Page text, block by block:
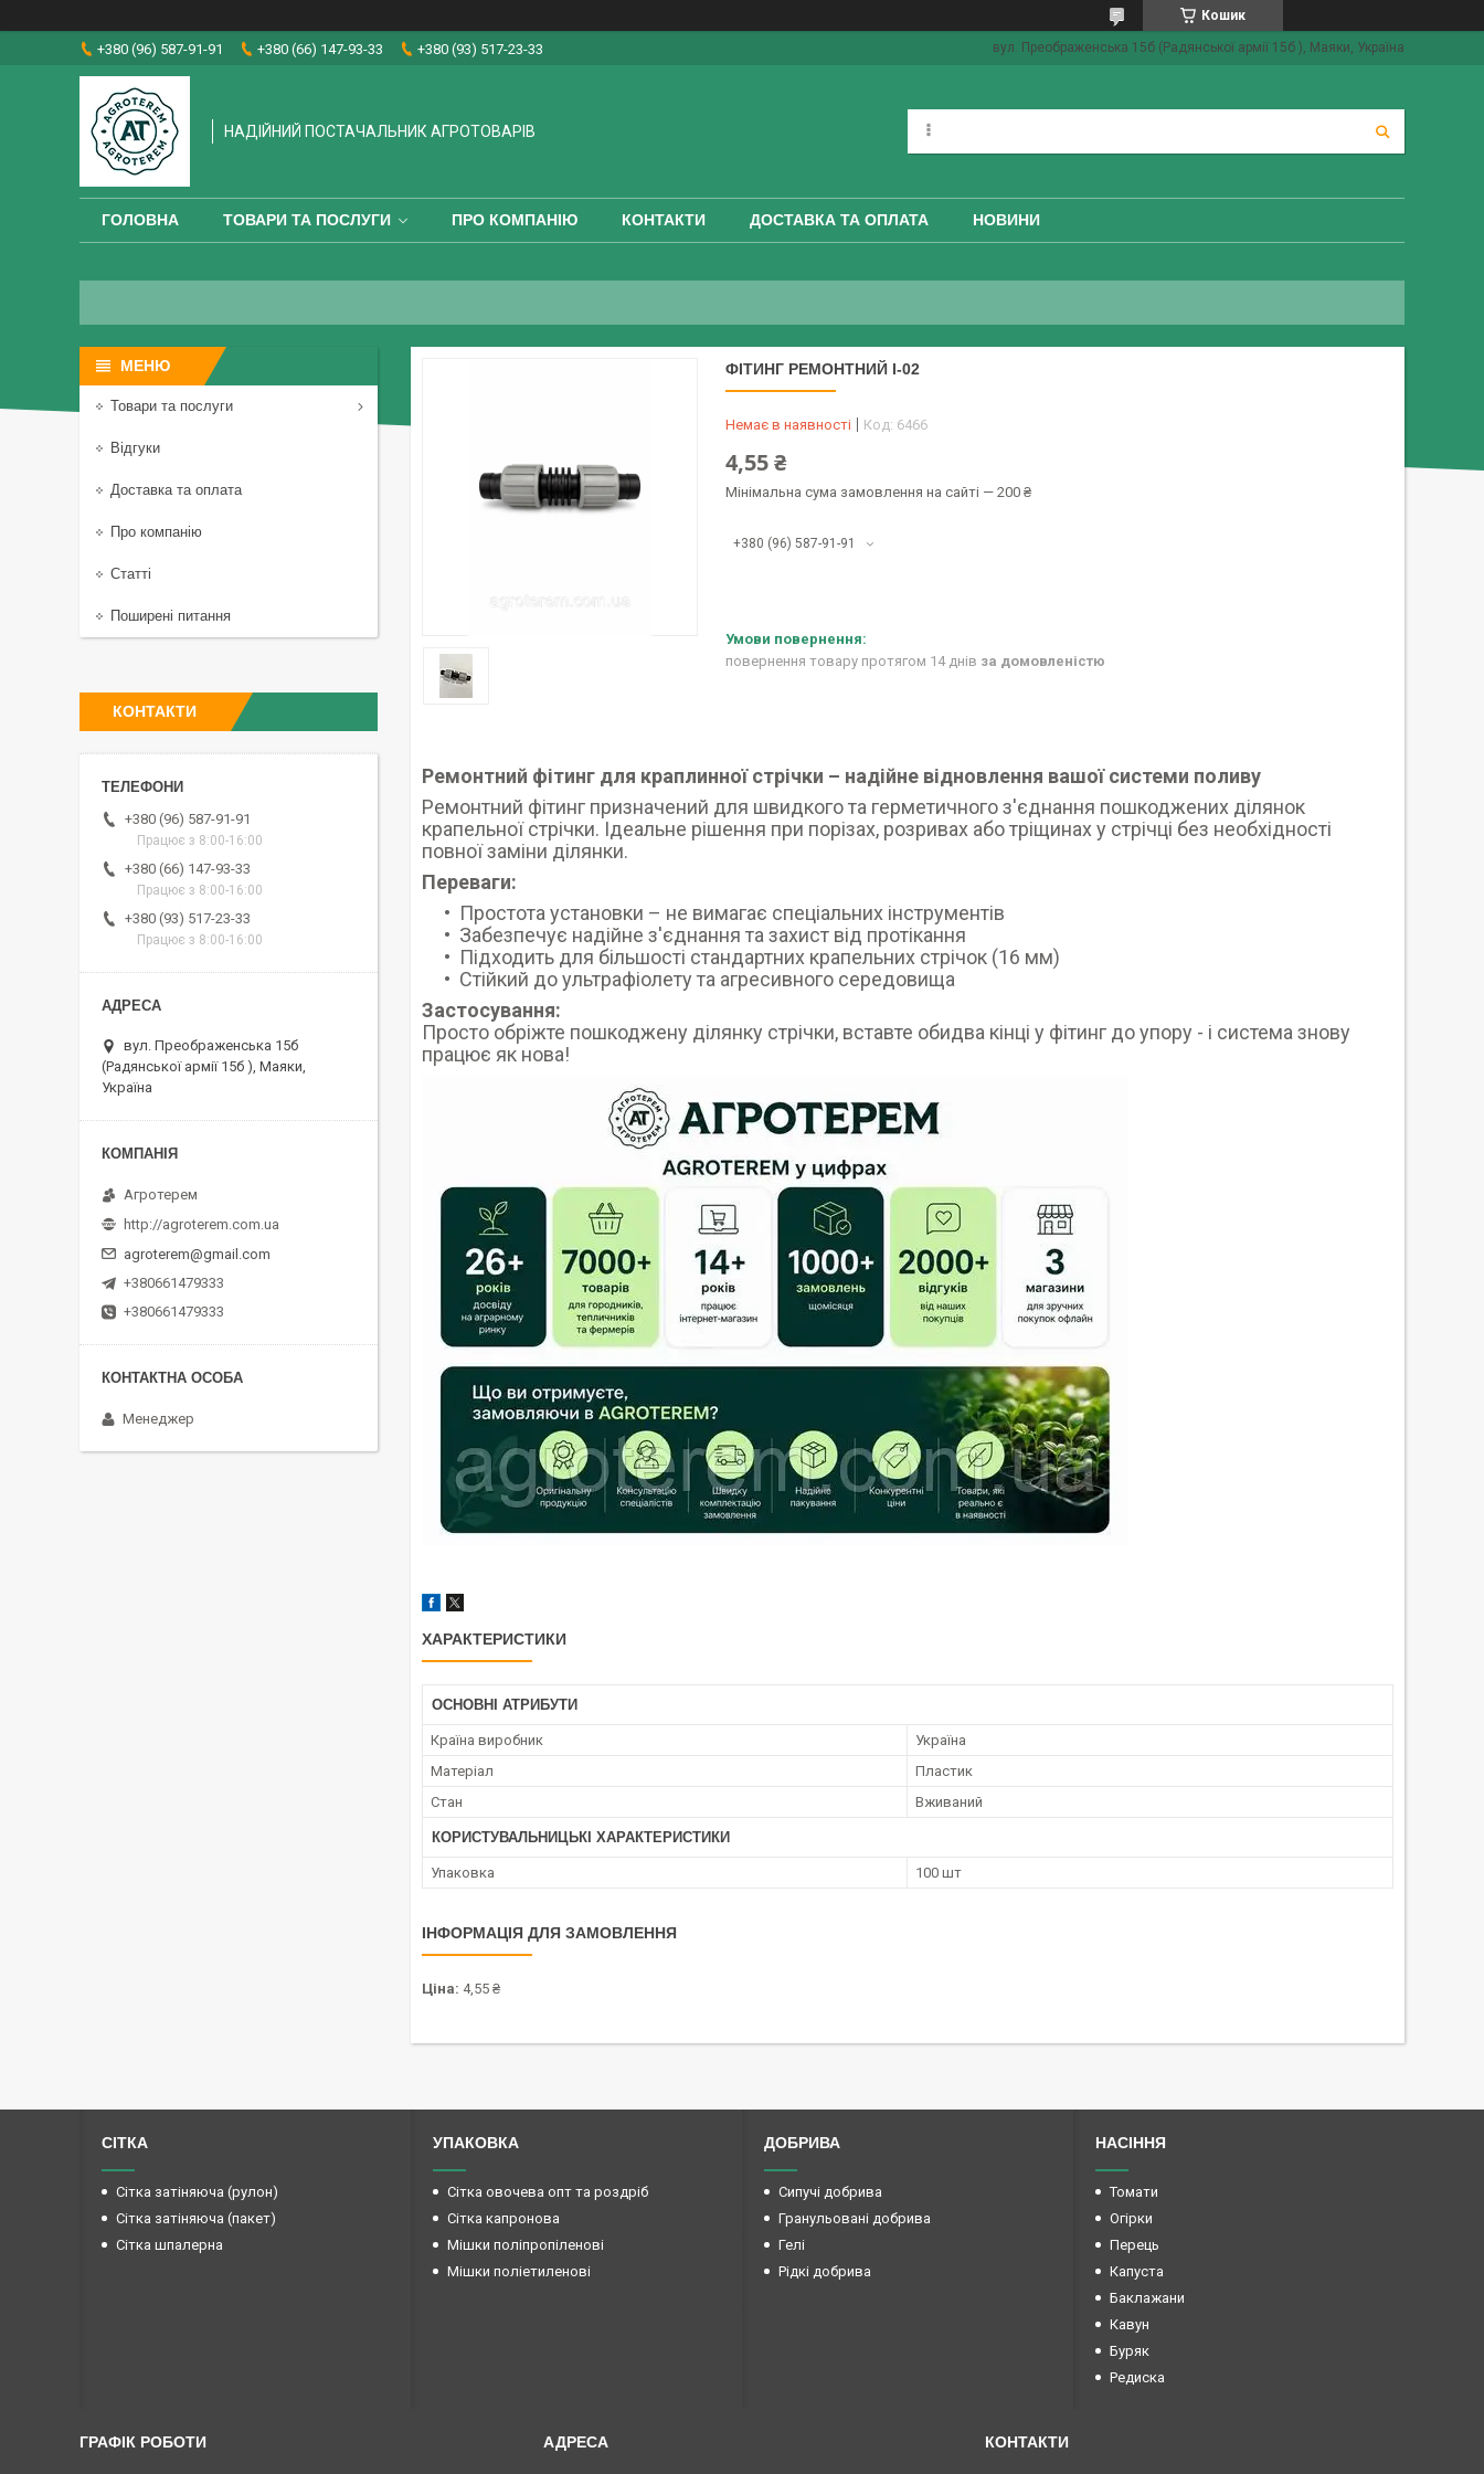
Кошик
+380 (96) 587-91-91 +380 (66) 147-93-33 +380 (93) 517-23-33 вул. Преображенська 15б (Радянської армії 15б ), Маяки, Україна
НАДІЙНИЙ ПОСТАЧАЛЬНИК АГРОТОВАРІВ
ГОЛОВНА ТОВАРИ ТА ПОСЛУГИ ПРО КОМПАНІЮ КОНТАКТИ ДОСТАВКА ТА ОПЛАТА НОВИНИ
ФІТИНГ РЕМОНТНИЙ I-02
Немає в наявності Код: 6466
4,55 ₴
Мінімальна сума замовлення на сайті — 200 ₴
+380 (96) 587-91-91
повернення товару протягом 14 днів за домовленістю
Ремонтний фітинг для краплинної стрічки – надійне відновлення вашої системи поливу
Ремонтний фітинг призначений для швидкого та герметичного з'єднання пошкоджених ділянок
крапельної стрічки. Ідеальне рішення при порізах, розривах або тріщинах у стрічці без необхідності
повної заміни ділянки.
Переваги:
Простота установки – не вимагає спеціальних інструментів
Забезпечує надійне з'єднання та захист від протікання
Підходить для більшості стандартних крапельних стрічок (16 мм)
Стійкий до ультрафіолету та агресивного середовища
Застосування:
Просто обріжте пошкоджену ділянку стрічки, вставте обидва кінці у фітинг до упору - і система знову
працює як нова!
ХАРАКТЕРИСТИКИ
ОСНОВНІ АТРИБУТИ
Країна виробник
Україна
Матеріал
Пластик
Стан
Вживаний
КОРИСТУВАЛЬНИЦЬКІ ХАРАКТЕРИСТИКИ
Упаковка 100 шт
ІНФОРМАЦІЯ ДЛЯ ЗАМОВЛЕННЯ
Ціна: 4,55 ₴
Товари та послуги
Відгуки
Доставка та оплата
Про компанію
Статті
Поширені питання
КОНТАКТИ
+380 (96) 587-91-91
Працює з 8:00-16:00
+380 (66) 147-93-33
Працює з 8:00-16:00
+380 (93) 517-23-33
Працює з 8:00-16:00
вул. Преображенська 15б
(Радянської армії 15б ), Маяки,
Україна
Агротерем
http://agroterem.com.ua
agroterem@gmail.com
+380661479333
+380661479333
Менеджер
СІТКА
Сітка затіняюча (рулон)
Сітка затіняюча (пакет)
Сітка шпалерна
УПАКОВКА
Сітка овочева опт та роздріб
Сітка капронова
Мішки поліпропіленові
Мішки поліетиленові
ДОБРИВА
Сипучі добрива
Гранульовані добрива
Гелі
Рідкі добрива
НАСІННЯ
Томати
Огірки
Перець
Капуста
Баклажани
Кавун
Буряк
Редиска
ГРАФІК РОБОТИ